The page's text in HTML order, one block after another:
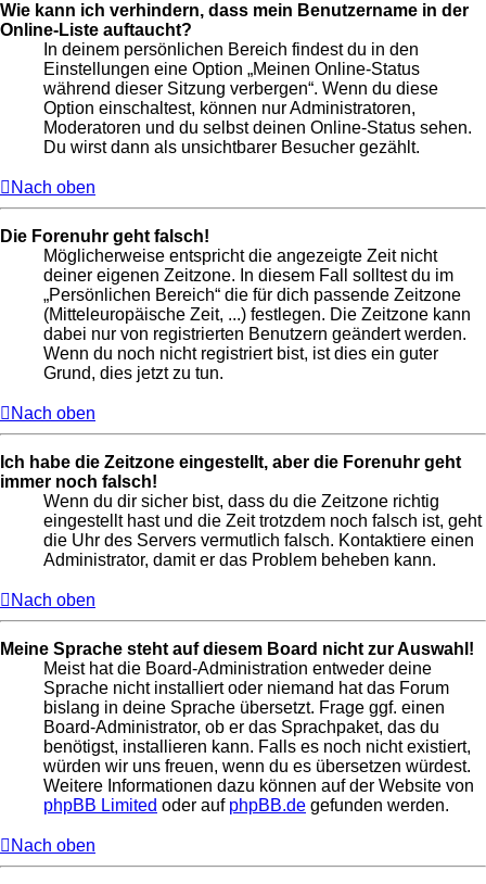
Wie kann ich verhindern, dass mein Benutzername in der
Online-Liste auftaucht?
In deinem persönlichen Bereich findest du in den
Einstellungen eine Option „Meinen Online-Status
während dieser Sitzung verbergen“. Wenn du diese
Option einschaltest, können nur Administratoren,
Moderatoren und du selbst deinen Online-Status sehen.
Du wirst dann als unsichtbarer Besucher gezählt.
Nach oben
Die Forenuhr geht falsch!
Möglicherweise entspricht die angezeigte Zeit nicht
deiner eigenen Zeitzone. In diesem Fall solltest du im
„Persönlichen Bereich“ die für dich passende Zeitzone
(Mitteleuropäische Zeit, ...) festlegen. Die Zeitzone kann
dabei nur von registrierten Benutzern geändert werden.
Wenn du noch nicht registriert bist, ist dies ein guter
Grund, dies jetzt zu tun.
Nach oben
Ich habe die Zeitzone eingestellt, aber die Forenuhr geht
immer noch falsch!
Wenn du dir sicher bist, dass du die Zeitzone richtig
eingestellt hast und die Zeit trotzdem noch falsch ist, geht
die Uhr des Servers vermutlich falsch. Kontaktiere einen
Administrator, damit er das Problem beheben kann.
Nach oben
Meine Sprache steht auf diesem Board nicht zur Auswahl!
Meist hat die Board-Administration entweder deine
Sprache nicht installiert oder niemand hat das Forum
bislang in deine Sprache übersetzt. Frage ggf. einen
Board-Administrator, ob er das Sprachpaket, das du
benötigst, installieren kann. Falls es noch nicht existiert,
würden wir uns freuen, wenn du es übersetzen würdest.
Weitere Informationen dazu können auf der Website von
phpBB Limited oder auf phpBB.de gefunden werden.
Nach oben